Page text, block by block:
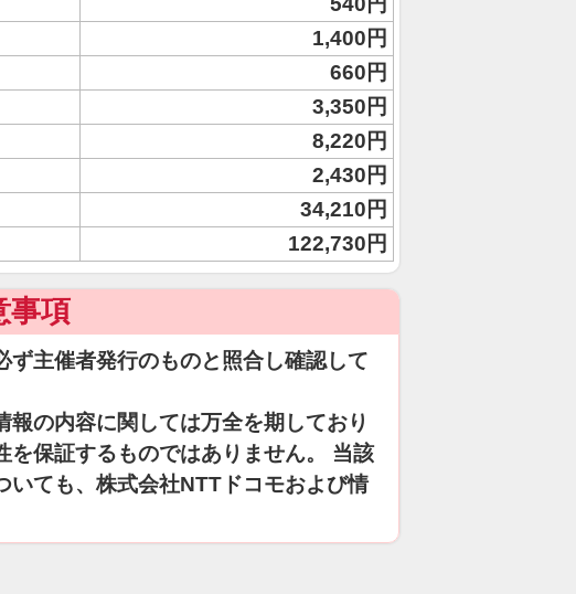
1,400円
660円
3,350円
8,220円
2,430円
34,210円
122,730円
事項
主催者発行のものと照合し確認して
の内容に関しては万全を期しており
を保証するものではありません。 当該
いても、株式会社NTTドコモおよび情